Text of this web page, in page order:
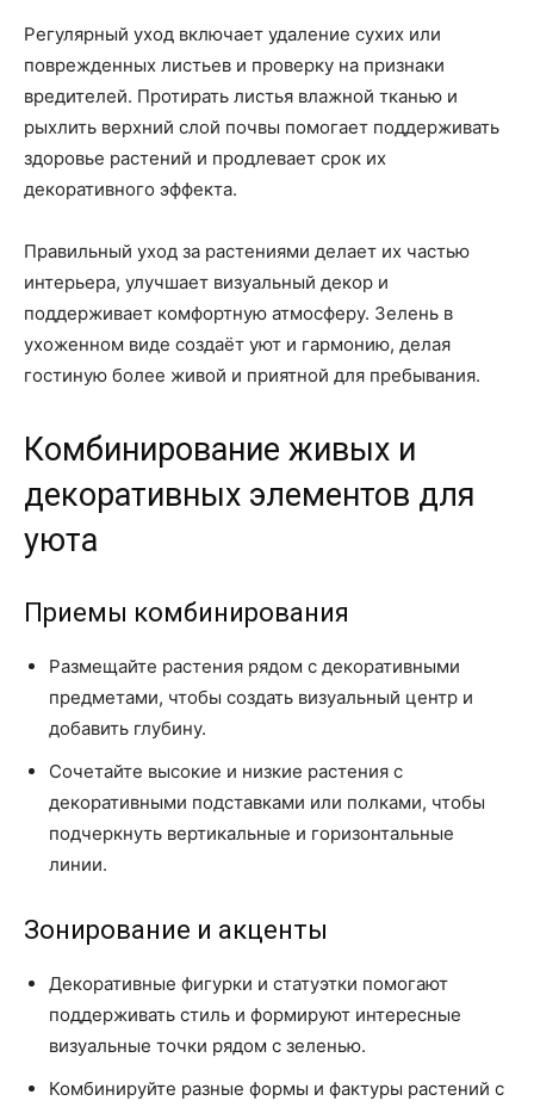
Регулярный уход включает удаление сухих или
поврежденных листьев и проверку на признаки
вредителей. Протирать листья влажной тканью и
рыхлить верхний слой почвы помогает поддерживать
здоровье растений и продлевает срок их
декоративного эффекта.
Правильный уход за растениями делает их частью
интерьера, улучшает визуальный декор и
поддерживает комфортную атмосферу. Зелень в
ухоженном виде создаёт уют и гармонию, делая
гостиную более живой и приятной для пребывания.
Комбинирование живых и
декоративных элементов для
уюта
Приемы комбинирования
Размещайте растения рядом с декоративными
предметами, чтобы создать визуальный центр и
добавить глубину.
Сочетайте высокие и низкие растения с
декоративными подставками или полками, чтобы
подчеркнуть вертикальные и горизонтальные
линии.
Зонирование и акценты
Декоративные фигурки и статуэтки помогают
поддерживать стиль и формируют интересные
визуальные точки рядом с зеленью.
Комбинируйте разные формы и фактуры растений с